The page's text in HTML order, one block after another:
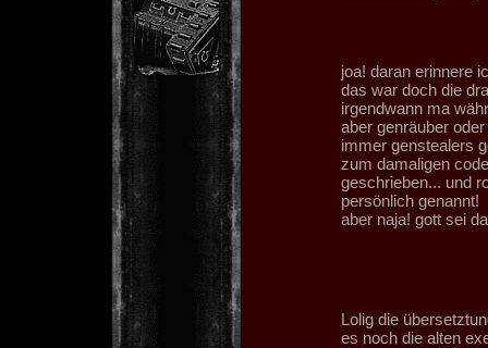
joa! daran erinnere
das war doch die
irgendwann ma
aber genräuber
immer genstealers
zum damaligen
geschrieben... und
persönlich genannt!
aber naja! gott sei
Lolig die
es noch die alten